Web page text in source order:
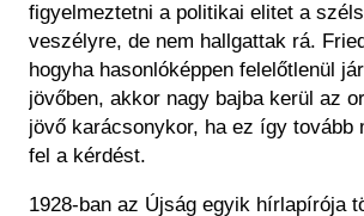
figyelmeztetni a politikai elitet a
veszélyre, de nem hallgattak rá.
hogyha hasonlóképpen felelőtlenül
jövőben, akkor nagy bajba kerül az
jövő karácsonykor, ha ez így tovább
fel a kérdést.
1928-ban az Újság egyik hírlapírója